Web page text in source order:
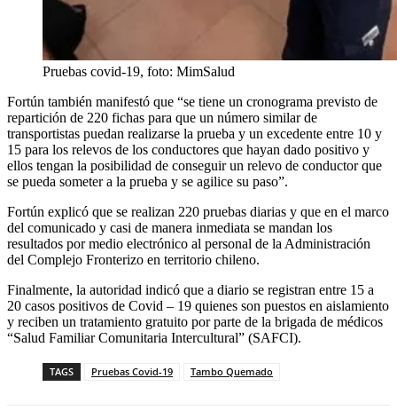
Pruebas covid-19, foto: MimSalud
Fortún también manifestó que “se tiene un cronograma previsto de
repartición de 220 fichas para que un número similar de
transportistas puedan realizarse la prueba y un excedente entre 10 y
15 para los relevos de los conductores que hayan dado positivo y
ellos tengan la posibilidad de conseguir un relevo de conductor que
se pueda someter a la prueba y se agilice su paso”.
Fortún explicó que se realizan 220 pruebas diarias y que en el marco
del comunicado y casi de manera inmediata se mandan los
resultados por medio electrónico al personal de la Administración
del Complejo Fronterizo en territorio chileno.
Finalmente, la autoridad indicó que a diario se registran entre 15 a
20 casos positivos de Covid – 19 quienes son puestos en aislamiento
y reciben un tratamiento gratuito por parte de la brigada de médicos
“Salud Familiar Comunitaria Intercultural” (SAFCI).
TAGS Pruebas Covid-19 Tambo Quemado